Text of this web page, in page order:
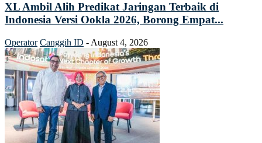
XL Ambil Alih Predikat Jaringan Terbaik di
Indonesia Versi Ookla 2026, Borong Empat...
Operator Canggih ID - August 4, 2026